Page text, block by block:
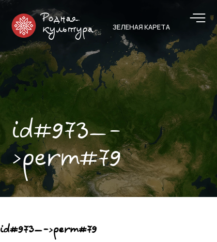
Родная
культура
ЗЕЛЕНАЯ КАРЕТА
id#973—-
>perm#79
id#973—->perm#79